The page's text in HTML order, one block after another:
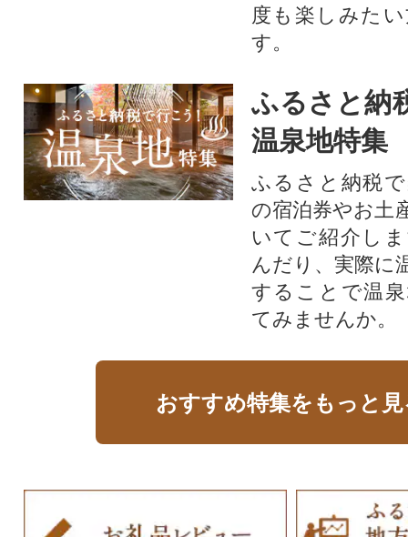
度も楽しみた
す。
ふるさと納
温泉地特集
ふるさと納税
の宿泊券やお土
いてご紹介し
んだり、実際に
することで温
てみませんか。
おすすめ特集をもっと